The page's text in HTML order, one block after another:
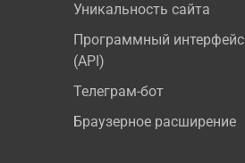
Уникальность сайта
Программный интерфейс
(API)
Телеграм-бот
Браузерное расширение